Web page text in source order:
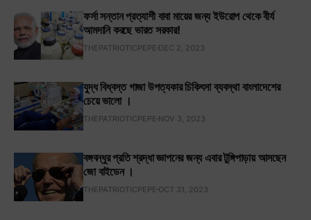
ফর্সা সন্তান প্রত্যাশী বাবা মায়ের জন্য ইউরোপ থেকে বীর্য
আমদানি করছে ভারত সরকার!
THEPATRIOTICPEPE DEC 2, 2023
যুদ্ধ বিধ্বস্ত গাজা উপত্যকার চিকিৎসা ব্যবস্থা বাংলাদেশের
চেয়ে ভালো ।
THEPATRIOTICPEPE NOV 3, 2023
বঙ্গবন্ধুর প্রতি শ্রদ্ধা জ্ঞাপনের জন্য এবার টুঙ্গিপাড়ায় আসছেন
জো বাইডেন ।
THEPATRIOTICPEPE OCT 31, 2023